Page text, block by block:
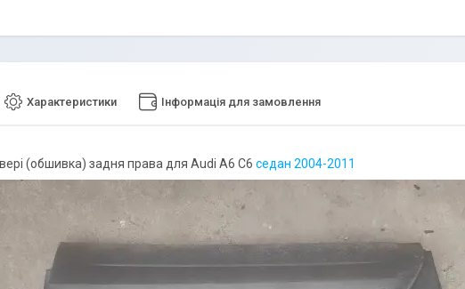
Характеристики Інформація для замовлення
(обшивка) задня права для Audi A6 C6 седан 2004-2011